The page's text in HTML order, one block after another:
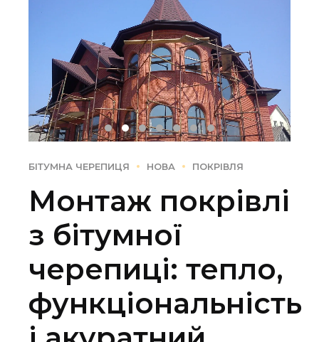
БІТУМНА ЧЕРЕПИЦЯ НОВА ПОКРІВЛЯ
Монтаж покрівлі
з бітумної
черепиці: тепло,
функціональність